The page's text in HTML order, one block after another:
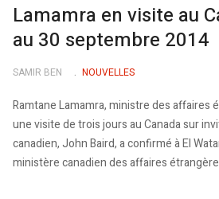
Lamamra en visite au
au 30 septembre 2014
SAMIR BEN NOUVELLES
Ramtane Lamamra, ministre des affaires
une visite de trois jours au Canada sur
canadien, John Baird, a confirmé à El
ministère canadien des affaires